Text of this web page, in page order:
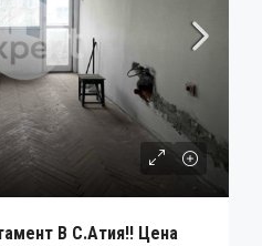
В С.Атия!! Цена